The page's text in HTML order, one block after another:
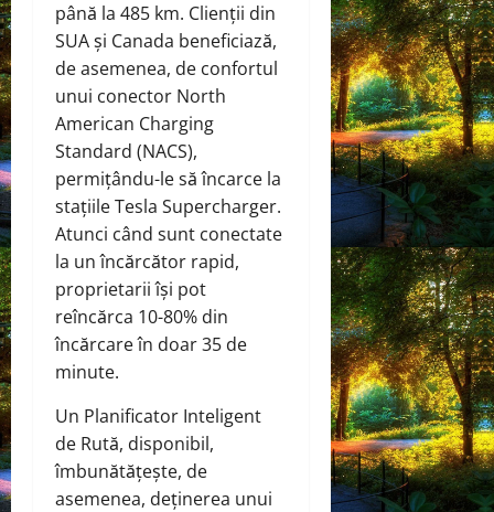
până la 485 km. Clienții din
SUA și Canada beneficiază,
de asemenea, de confortul
unui conector North
American Charging
Standard (NACS),
permițându-le să încarce la
stațiile Tesla Supercharger.
Atunci când sunt conectate
la un încărcător rapid,
proprietarii își pot
reîncărca 10-80% din
încărcare în doar 35 de
minute.
Un Planificator Inteligent
de Rută, disponibil,
îmbunătățește, de
asemenea, deținerea unui